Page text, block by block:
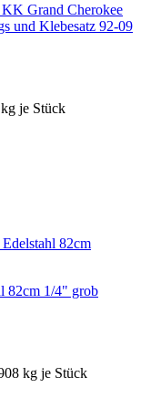
Grand Cherokee
und Klebesatz 92-09
kg je Stück
82cm 1/4" grob
kg je Stück